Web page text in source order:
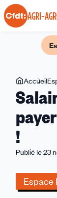
Panneau de
AGRI-
Vous
êtes
ici
Accueil
!
Publié le 23
Espace